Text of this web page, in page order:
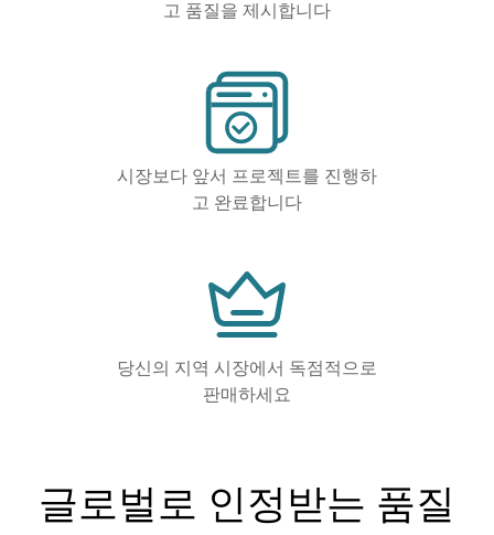
고 품질을 제시합니다
시장보다 앞서 프로젝트를 진행하
고 완료합니다
당신의 지역 시장에서 독점적으로
판매하세요
글로벌로 인정받는 품질